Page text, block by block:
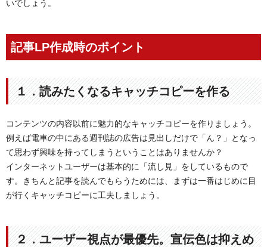
いでしょう。
記事LP作成時のポイント
１．読みたくなるキャッチコピーを作る
コンテンツの内容以前に魅力的なキャッチコピーを作りましょう。
例えば電車の中にある週刊誌の広告は見出しだけで「ん？」となっ
て思わず興味を持ってしまうということはありませんか？
インターネットユーザーは基本的に「流し見」をしているもので
す。きちんと記事を読んでもらうためには、まずは一番はじめに目
が行くキャッチコピーに工夫しましょう。
２．ユーザー視点が最優先。宣伝色は抑えめ